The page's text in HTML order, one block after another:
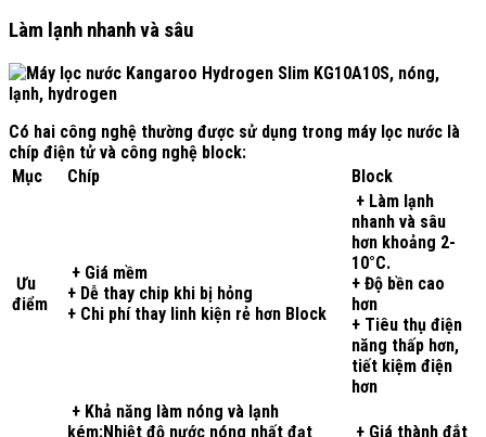
Làm lạnh nhanh và sâu
Có hai công nghệ thường được sử dụng trong máy lọc nước là
chíp điện tử và công nghệ block:
Mục
Chíp Block
Ưu
điểm
+ Giá mềm
+ Dễ thay chip khi bị hỏng
+ Chi phí thay linh kiện rẻ hơn Block
+ Làm lạnh
nhanh và sâu
hơn khoảng 2-
10°C.
+ Độ bền cao
hơn
+ Tiêu thụ điện
năng thấp hơn,
tiết kiệm điện
hơn
+ Khả năng làm nóng và lạnh
kém:Nhiệt độ nước nóng nhất đạt
+ Giá thành đắt